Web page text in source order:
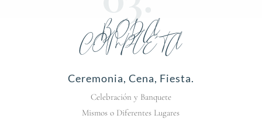
BODA
COMPLETA
Ceremonia, Cena, Fiesta.
Celebración y Banquete
Mismos o Diferentes Lugares